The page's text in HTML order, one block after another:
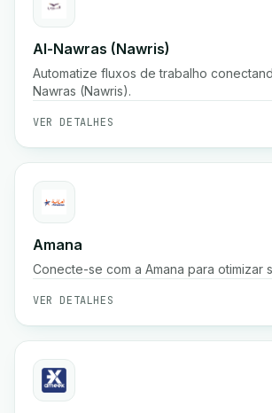
Al-Nawras (Nawris)
Automatize fluxos de trabalho
Nawras (Nawris).
VER DETALHES
Amana
Conecte-se com a Amana para otimizar
VER DETALHES